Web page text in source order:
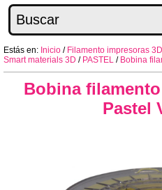
Estás en: Inicio / Filamento impresoras
Smart materials 3D / PASTEL / Bobina
Bobina
Pastel